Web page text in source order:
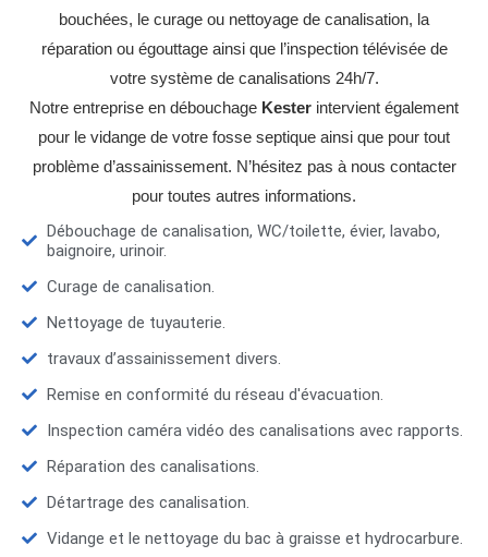
bouchées, le curage ou nettoyage de canalisation, la
réparation ou égouttage ainsi que l’inspection télévisée de
votre système de canalisations 24h/7.
Notre entreprise en débouchage Kester intervient également
pour le vidange de votre fosse septique ainsi que pour tout
problème d’assainissement. N’hésitez pas à nous contacter
pour toutes autres informations.
Débouchage de canalisation, WC/toilette, évier, lavabo,
baignoire, urinoir.
Curage de canalisation.
Nettoyage de tuyauterie.
travaux d’assainissement divers.
Remise en conformité du réseau d'évacuation.
Inspection caméra vidéo des canalisations avec rapports.
Réparation des canalisations.
Détartrage des canalisation.
Vidange et le nettoyage du bac à graisse et hydrocarbure.